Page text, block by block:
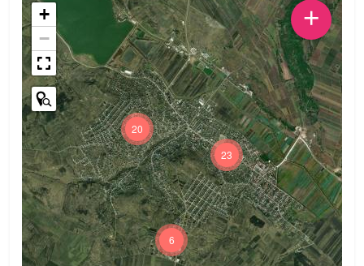
23
20
6
+
−
+